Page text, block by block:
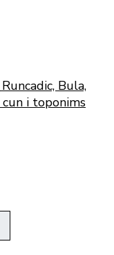
Bula,
i toponims